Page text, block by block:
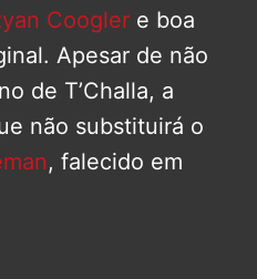
Coogler e boa
Apesar de não
de T’Challa, a
não substituirá o
, falecido em